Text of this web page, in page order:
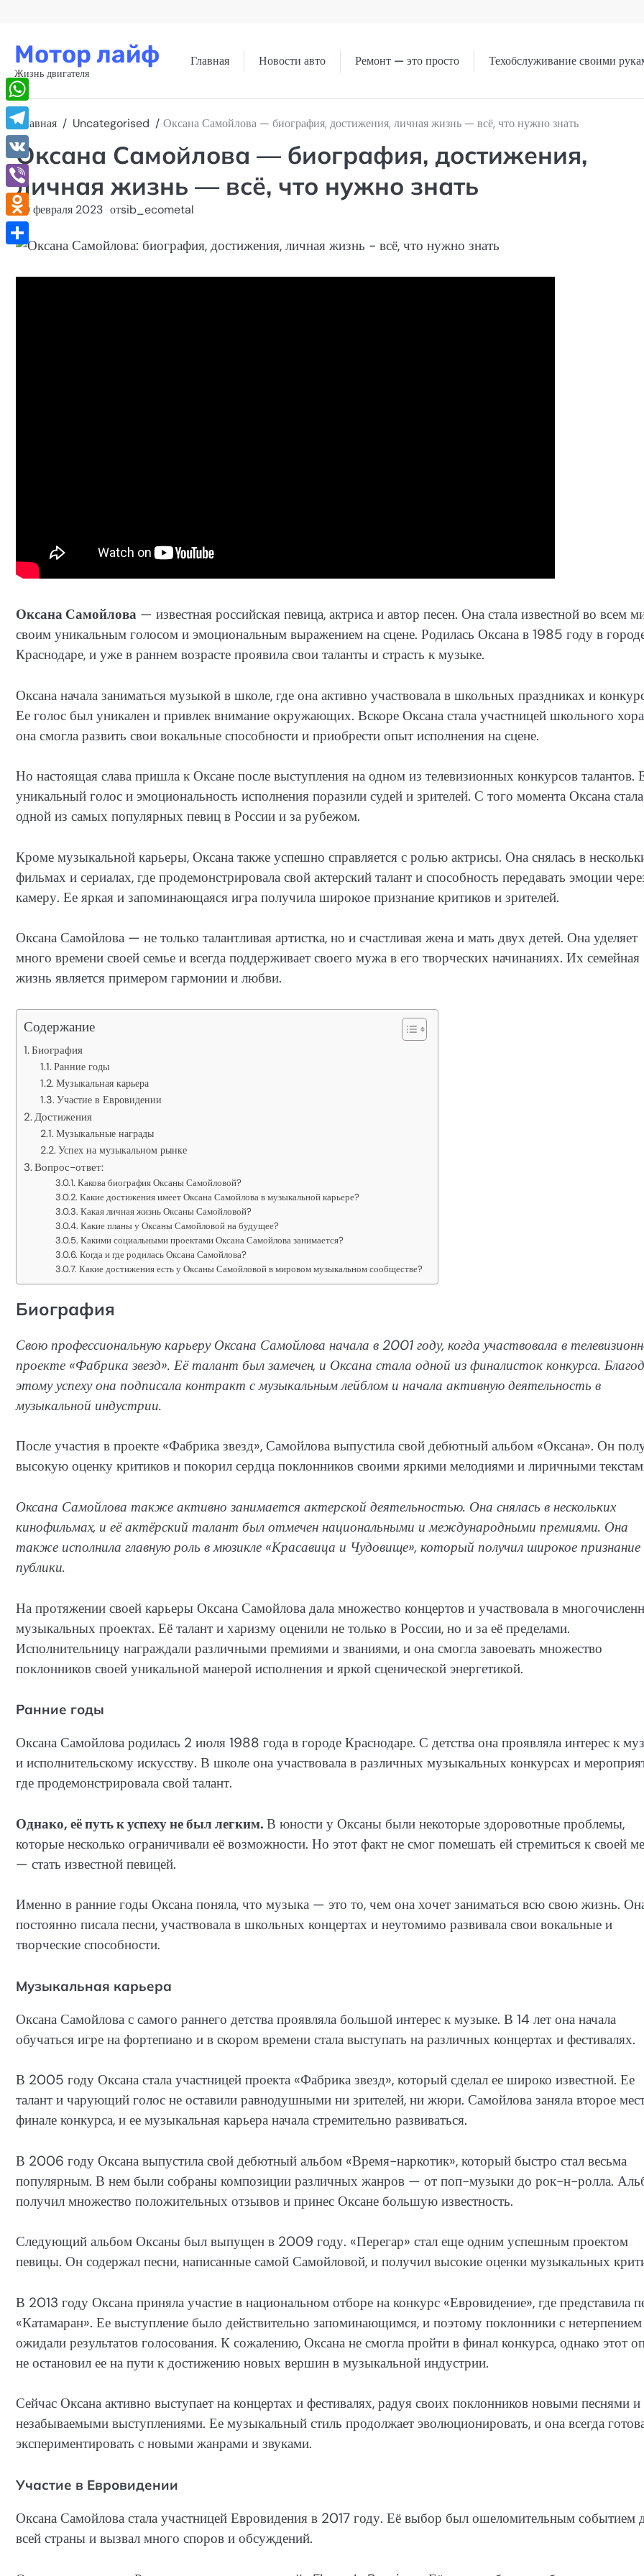
содержимому
Мотор лайф
Жизнь двигателя
Главная Новости авто Ремонт — это просто Техобслуживание своими
Главная Uncategorised Оксана Самойлова — биография, достижения, личная жизнь — всё, что нужно знать
Оксана Самойлова — биография, достижения,
личная жизнь — всё, что нужно знать
20 февраля 2023 отsib_ecometal
Оксана Самойлова — известная российская певица, актриса и автор песен. Она стала известной во всем
своим уникальным голосом и эмоциональным выражением на сцене. Родилась Оксана в 1985 году в
Краснодаре, и уже в раннем возрасте проявила свои таланты и страсть к музыке.
Оксана начала заниматься музыкой в школе, где она активно участвовала в школьных праздниках и
Ее голос был уникален и привлек внимание окружающих. Вскоре Оксана стала участницей школьного
она смогла развить свои вокальные способности и приобрести опыт исполнения на сцене.
Но настоящая слава пришла к Оксане после выступления на одном из телевизионных конкурсов талантов.
уникальный голос и эмоциональность исполнения поразили судей и зрителей. С того момента Оксана стала
одной из самых популярных певиц в России и за рубежом.
Кроме музыкальной карьеры, Оксана также успешно справляется с ролью актрисы. Она снялась в
фильмах и сериалах, где продемонстрировала свой актерский талант и способность передавать эмоции
камеру. Ее яркая и запоминающаяся игра получила широкое признание критиков и зрителей.
Оксана Самойлова — не только талантливая артистка, но и счастливая жена и мать двух детей. Она уделяет
много времени своей семье и всегда поддерживает своего мужа в его творческих начинаниях. Их семейная
жизнь является примером гармонии и любви.
Содержание
Биография
Ранние годы
Музыкальная карьера
Участие в Евровидении
Достижения
Музыкальные награды
Успех на музыкальном рынке
Вопрос-ответ:
Какова биография Оксаны Самойловой?
Какие достижения имеет Оксана Самойлова в музыкальной карьере?
Какая личная жизнь Оксаны Самойловой?
Какие планы у Оксаны Самойловой на будущее?
Какими социальными проектами Оксана Самойлова занимается?
Когда и где родилась Оксана Самойлова?
Какие достижения есть у Оксаны Самойловой в мировом музыкальном сообществе?
Биография
Свою профессиональную карьеру Оксана Самойлова начала в 2001 году, когда участвовала в
проекте «Фабрика звезд». Её талант был замечен, и Оксана стала одной из финалисток конкурса.
этому успеху она подписала контракт с музыкальным лейблом и начала активную деятельность в
музыкальной индустрии.
После участия в проекте «Фабрика звезд», Самойлова выпустила свой дебютный альбом «Оксана». Он
высокую оценку критиков и покорил сердца поклонников своими яркими мелодиями и лиричными
Оксана Самойлова также активно занимается актерской деятельностью. Она снялась в нескольких
кинофильмах, и её актёрский талант был отмечен национальными и международными премиями. Она
также исполнила главную роль в мюзикле «Красавица и Чудовище», который получил широкое признание
публики.
На протяжении своей карьеры Оксана Самойлова дала множество концертов и участвовала в
музыкальных проектах. Её талант и харизму оценили не только в России, но и за её пределами.
Исполнительницу награждали различными премиями и званиями, и она смогла завоевать множество
поклонников своей уникальной манерой исполнения и яркой сценической энергетикой.
Ранние годы
Оксана Самойлова родилась 2 июля 1988 года в городе Краснодаре. С детства она проявляла интерес к
и исполнительскому искусству. В школе она участвовала в различных музыкальных конкурсах и
где продемонстрировала свой талант.
Однако, её путь к успеху не был легким. В юности у Оксаны были некоторые здоровотные проблемы,
которые несколько ограничивали её возможности. Но этот факт не смог помешать ей стремиться к своей
— стать известной певицей.
Именно в ранние годы Оксана поняла, что музыка — это то, чем она хочет заниматься всю свою жизнь.
постоянно писала песни, участвовала в школьных концертах и неутомимо развивала свои вокальные и
творческие способности.
Музыкальная карьера
Оксана Самойлова с самого раннего детства проявляла большой интерес к музыке. В 14 лет она начала
обучаться игре на фортепиано и в скором времени стала выступать на различных концертах и фестивалях.
В 2005 году Оксана стала участницей проекта «Фабрика звезд», который сделал ее широко известной. Ее
талант и чарующий голос не оставили равнодушными ни зрителей, ни жюри. Самойлова заняла второе
финале конкурса, и ее музыкальная карьера начала стремительно развиваться.
В 2006 году Оксана выпустила свой дебютный альбом «Время-наркотик», который быстро стал весьма
популярным. В нем были собраны композиции различных жанров — от поп-музыки до рок-н-ролла.
получил множество положительных отзывов и принес Оксане большую известность.
Следующий альбом Оксаны был выпущен в 2009 году. «Перегар» стал еще одним успешным проектом
певицы. Он содержал песни, написанные самой Самойловой, и получил высокие оценки музыкальных
В 2013 году Оксана приняла участие в национальном отборе на конкурс «Евровидение», где представила
«Катамаран». Ее выступление было действительно запоминающимся, и поэтому поклонники с нетерпением
ожидали результатов голосования. К сожалению, Оксана не смогла пройти в финал конкурса, однако этот
не остановил ее на пути к достижению новых вершин в музыкальной индустрии.
Сейчас Оксана активно выступает на концертах и фестивалях, радуя своих поклонников новыми песнями и
незабываемыми выступлениями. Ее музыкальный стиль продолжает эволюционировать, и она всегда
экспериментировать с новыми жанрами и звуками.
Участие в Евровидении
Оксана Самойлова стала участницей Евровидения в 2017 году. Её выбор был ошеломительным событием
всей страны и вызвал много споров и обсуждений.
WhatsApp
Telegram
VK
Viber
Odnoklassniki